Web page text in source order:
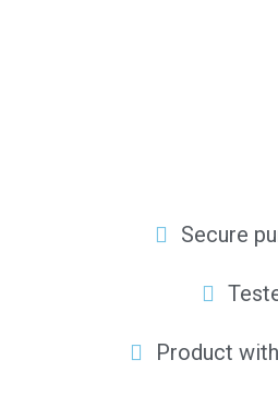
Secure
Product